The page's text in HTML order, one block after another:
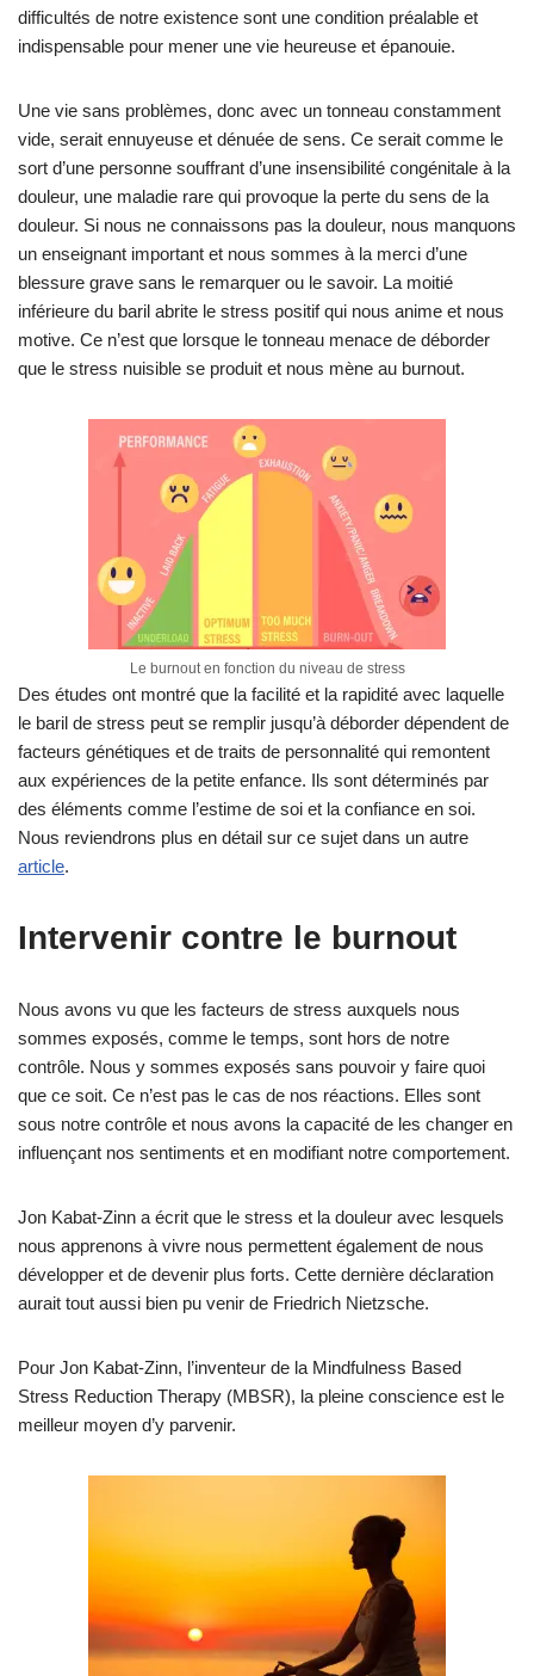
difficultés de notre existence sont une condition préalable et
indispensable pour mener une vie heureuse et épanouie.
Une vie sans problèmes, donc avec un tonneau constamment
vide, serait ennuyeuse et dénuée de sens. Ce serait comme le
sort d’une personne souffrant d’une insensibilité congénitale à la
douleur, une maladie rare qui provoque la perte du sens de la
douleur. Si nous ne connaissons pas la douleur, nous manquons
un enseignant important et nous sommes à la merci d’une
blessure grave sans le remarquer ou le savoir. La moitié
inférieure du baril abrite le stress positif qui nous anime et nous
motive. Ce n’est que lorsque le tonneau menace de déborder
que le stress nuisible se produit et nous mène au burnout.
Le burnout en fonction du niveau de stress
Des études ont montré que la facilité et la rapidité avec laquelle
le baril de stress peut se remplir jusqu’à déborder dépendent de
facteurs génétiques et de traits de personnalité qui remontent
aux expériences de la petite enfance. Ils sont déterminés par
des éléments comme l’estime de soi et la confiance en soi.
Nous reviendrons plus en détail sur ce sujet dans un autre
article.
Intervenir contre le burnout
Nous avons vu que les facteurs de stress auxquels nous
sommes exposés, comme le temps, sont hors de notre
contrôle. Nous y sommes exposés sans pouvoir y faire quoi
que ce soit. Ce n’est pas le cas de nos réactions. Elles sont
sous notre contrôle et nous avons la capacité de les changer en
influençant nos sentiments et en modifiant notre comportement.
Jon Kabat-Zinn a écrit que le stress et la douleur avec lesquels
nous apprenons à vivre nous permettent également de nous
développer et de devenir plus forts. Cette dernière déclaration
aurait tout aussi bien pu venir de Friedrich Nietzsche.
Pour Jon Kabat-Zinn, l’inventeur de la Mindfulness Based
Stress Reduction Therapy (MBSR), la pleine conscience est le
meilleur moyen d’y parvenir.